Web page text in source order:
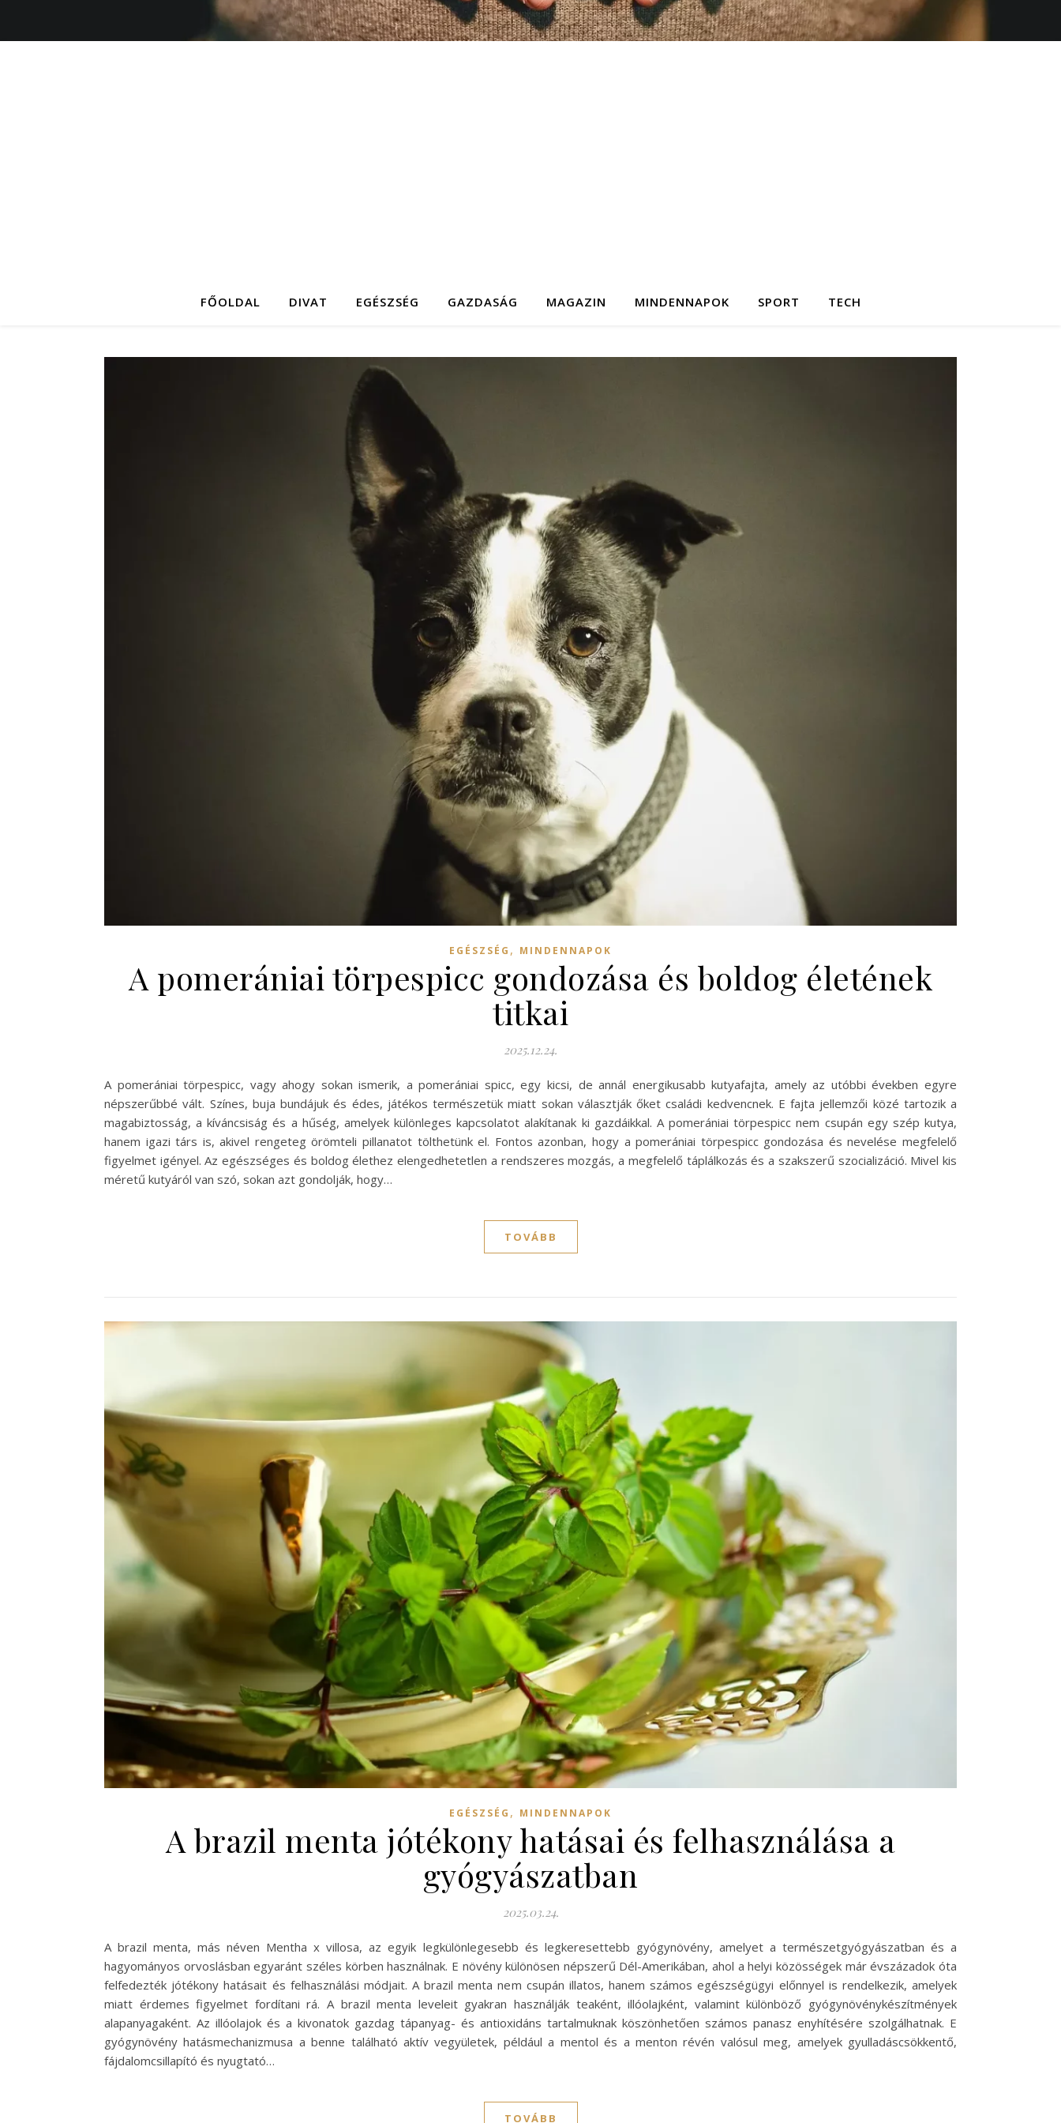
FŐOLDAL DIVAT EGÉSZSÉG GAZDASÁG MAGAZIN MINDENNAPOK SPORT TECH
EGÉSZSÉG , MINDENNAPOK
A pomerániai törpespicc gondozása és boldog életének
titkai
2025.12.24.
A pomerániai törpespicc, vagy ahogy sokan ismerik, a pomerániai spicc, egy kicsi, de annál energikusabb kutyafajta, amely az utóbbi években egyre
népszerűbbé vált. Színes, buja bundájuk és édes, játékos természetük miatt sokan választják őket családi kedvencnek. E fajta jellemzői közé tartozik a
magabiztosság, a kíváncsiság és a hűség, amelyek különleges kapcsolatot alakítanak ki gazdáikkal. A pomerániai törpespicc nem csupán egy szép kutya,
hanem igazi társ is, akivel rengeteg örömteli pillanatot tölthetünk el. Fontos azonban, hogy a pomerániai törpespicc gondozása és nevelése megfelelő
figyelmet igényel. Az egészséges és boldog élethez elengedhetetlen a rendszeres mozgás, a megfelelő táplálkozás és a szakszerű szocializáció. Mivel kis
méretű kutyáról van szó, sokan azt gondolják, hogy…
TOVÁBB
EGÉSZSÉG , MINDENNAPOK
A brazil menta jótékony hatásai és felhasználása a
gyógyászatban
2025.03.24.
A brazil menta, más néven Mentha x villosa, az egyik legkülönlegesebb és legkeresettebb gyógynövény, amelyet a természetgyógyászatban és a
hagyományos orvoslásban egyaránt széles körben használnak. E növény különösen népszerű Dél-Amerikában, ahol a helyi közösségek már évszázadok óta
felfedezték jótékony hatásait és felhasználási módjait. A brazil menta nem csupán illatos, hanem számos egészségügyi előnnyel is rendelkezik, amelyek
miatt érdemes figyelmet fordítani rá. A brazil menta leveleit gyakran használják teaként, illóolajként, valamint különböző gyógynövénykészítmények
alapanyagaként. Az illóolajok és a kivonatok gazdag tápanyag- és antioxidáns tartalmuknak köszönhetően számos panasz enyhítésére szolgálhatnak. E
gyógynövény hatásmechanizmusa a benne található aktív vegyületek, például a mentol és a menton révén valósul meg, amelyek gyulladáscsökkentő,
fájdalomcsillapító és nyugtató…
TOVÁBB